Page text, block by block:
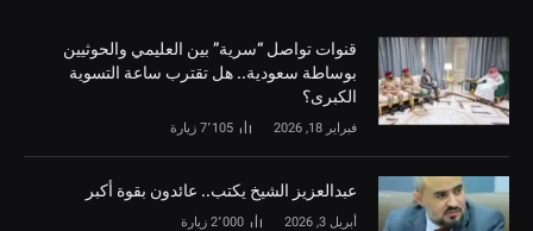
قنوات تواصل “سرية” بين العليمي والحوثيين
بوساطة سعودية.. هل تقترب ساعة التسوية
الكبرى؟
فبراير 18, 2026 7٬105 زيارة
‏عبدالعزيز الشيخ يكتب.. عائدون بقوة أكبر
أبريل 3, 2026 2٬000 زيارة